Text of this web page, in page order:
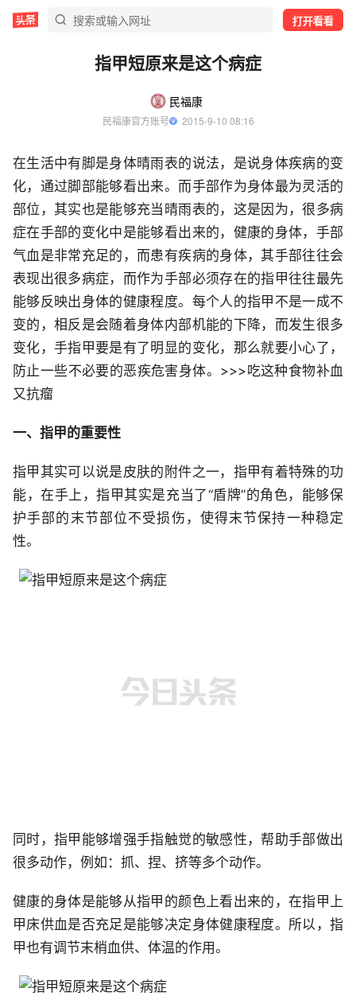
打开看看
指甲短原来是这个病症
民福康
民福康官方账号
  2015-9-10 08:16
在生活中有脚是身体晴雨表的说法，是说身体疾病的变
化，通过脚部能够看出来。而手部作为身体最为灵活的
部位，其实也是能够充当晴雨表的，这是因为，很多病
症在手部的变化中是能够看出来的，健康的身体，手部
气血是非常充足的，而患有疾病的身体，其手部往往会
表现出很多病症，而作为手部必须存在的指甲往往最先
能够反映出身体的健康程度。每个人的指甲不是一成不
变的，相反是会随着身体内部机能的下降，而发生很多
变化，手指甲要是有了明显的变化，那么就要小心了，
防止一些不必要的恶疾危害身体。>>>吃这种食物补血
又抗瘤
一、指甲的重要性
指甲其实可以说是皮肤的附件之一，指甲有着特殊的功
能，在手上，指甲其实是充当了“盾牌”的角色，能够保
护手部的末节部位不受损伤，使得末节保持一种稳定
性。
同时，指甲能够增强手指触觉的敏感性，帮助手部做出
很多动作，例如：抓、捏、挤等多个动作。
健康的身体是能够从指甲的颜色上看出来的，在指甲上
甲床供血是否充足是能够决定身体健康程度。所以，指
甲也有调节末梢血供、体温的作用。